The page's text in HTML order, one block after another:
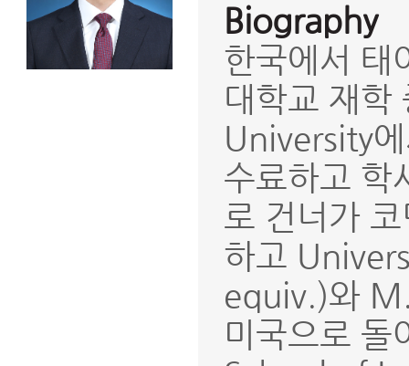
Biography
한국에서 태
대학교 재학
University
수료하고 학
로 건너가
하고
equiv.)와
미국으로